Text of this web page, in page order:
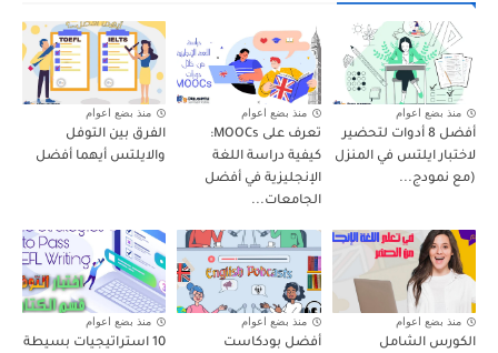
منذ بضع اعوام
أفضل 8 أدوات لتحضير
لاختبار ايلتس في المنزل
(مع نمودج...
منذ بضع اعوام
تعرف على MOOCs:
كيفية دراسة اللغة
الإنجليزية في أفضل
الجامعات...
منذ بضع اعوام
الفرق بين التوفل
والايلتس أيهما أفضل
منذ بضع اعوام
الكورس الشامل
منذ بضع اعوام
أفضل بودكاست
منذ بضع اعوام
10 استراتيجيات بسيطة